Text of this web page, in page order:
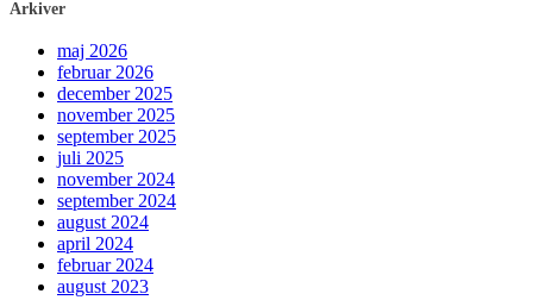
Arkiver
maj 2026
februar 2026
december 2025
november 2025
september 2025
juli 2025
november 2024
september 2024
august 2024
april 2024
februar 2024
august 2023